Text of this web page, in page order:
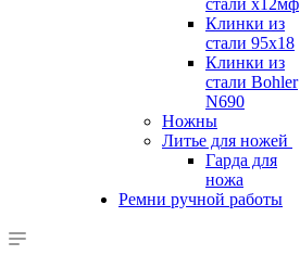
стали х12мф
Клинки из
стали 95х18
Клинки из
стали Bohler
N690
Ножны
Литье для ножей
Гарда для
ножа
Ремни ручной работы